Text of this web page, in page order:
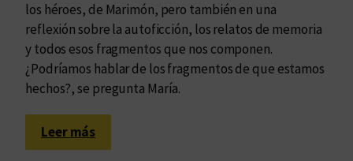
los héroes, de Marimón, pero también en una
reflexión sobre la autoficción, los relatos de memoria
y todos esos fragmentos que nos componen.
¿Podríamos hablar de los fragmentos de que estamos
hechos?, se pregunta María.
Leer más:
L